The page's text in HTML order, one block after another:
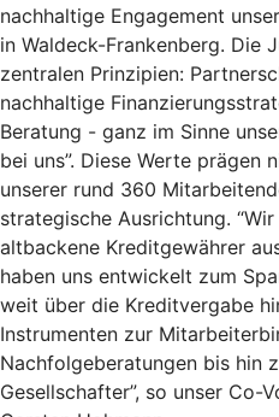
nachhaltige Engagement
in Waldeck-Frankenberg. Die
zentralen Prinzipien:
nachhaltige
Beratung - ganz im Sinne
bei uns”. Diese Werte prägen
unserer rund 360
strategische Ausrichtung.
altbackene Kreditgewährer
haben uns entwickelt zum
weit über die Kreditvergabe
Instrumenten zur
Nachfolgeberatungen bis hin
Gesellschafter”, so unser Co-